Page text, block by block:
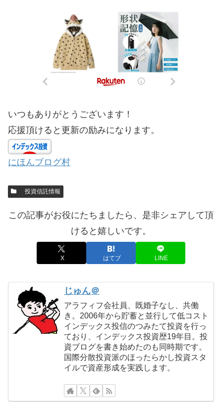
いつもありがとうございます！
応援頂けると更新の励みになります。
にほんブログ村
投資信託情報
この記事がお役にたちましたら、是非シェアして頂
けると嬉しいです。
X はてブ LINE
じゅん＠
アラフィフ会社員、既婚子なし、共働
き。2006年から貯蓄と並行して低コスト
インデックス投信のつみたて投資を行っ
ており、インデックス投資歴19年目。投
資ブログを書き始めたのも同時期です。
国際分散投資派のほったらかし投資スタ
イルで資産形成を実践します。